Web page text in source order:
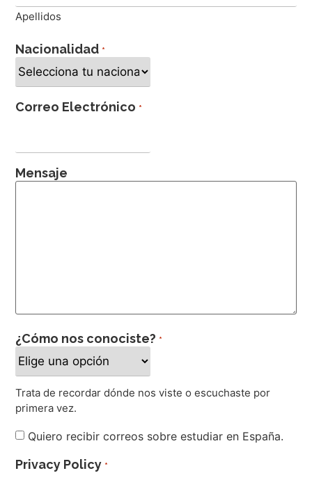
Apellidos
Nacionalidad *
Correo Electrónico *
Mensaje
¿Cómo nos conociste? *
Trata de recordar dónde nos viste o escuchaste por
primera vez.
Newsletter
Quiero recibir correos sobre estudiar en España.
Privacy Policy *